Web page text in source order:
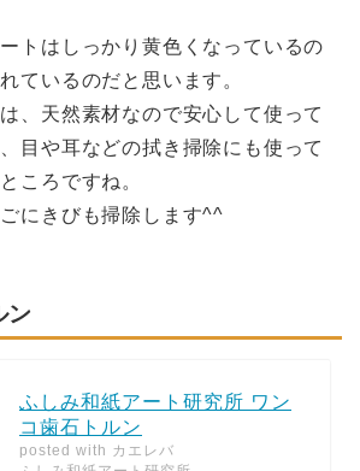
トはしっかり黄色くなっているの
ているのだと思います。
、天然素材なので安心して使って
目や耳などの拭き掃除にも使って
ころですね。
にきびも掃除します^^
ン
ふしみ和紙アート研究所 ワン
コ歯石トルン
posted with カエレバ